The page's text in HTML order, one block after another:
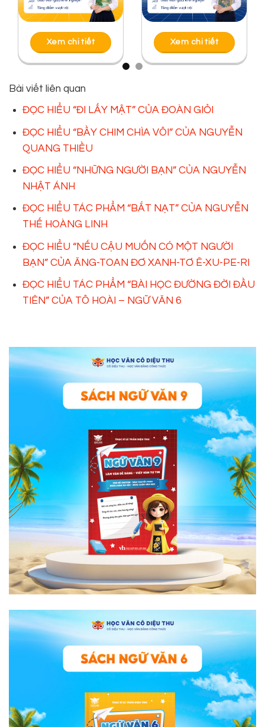
Xem chi tiết Xem chi tiết
Bài viết liên quan
ĐỌC HIỂU “ĐI LẤY MẬT” CỦA ĐOÀN GIỎI
ĐỌC HIỂU “BẦY CHIM CHÌA VÔI” CỦA NGUYỄN
QUANG THIỀU
ĐỌC HIỂU “NHỮNG NGƯỜI BẠN” CỦA NGUYỄN
NHẬT ÁNH
ĐỌC HIỂU TÁC PHẨM “BẮT NẠT” CỦA NGUYỄN
THẾ HOÀNG LINH
ĐỌC HIỂU “NẾU CẬU MUỐN CÓ MỘT NGƯỜI
BẠN” CỦA ĂNG-TOAN ĐƠ XANH-TƠ Ê-XU-PE-RI
ĐỌC HIỂU TÁC PHẨM “BÀI HỌC ĐƯỜNG ĐỜI ĐẦU
TIÊN” CỦA TÔ HOÀI – NGỮ VĂN 6